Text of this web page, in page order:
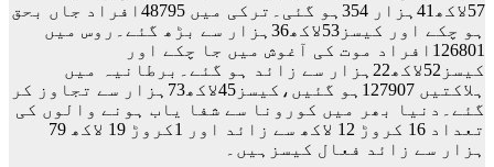
57لاکھ41ہزار 354ہو گئی۔ترکی میں 48795افراد جاں بحق
ہو چکے اور کیسز53لاکھ36ہزار سے بڑھ گئے۔روس میں
126801افراد موت کی آغوش میں جا چکے اور
کیسز52لاکھ22ہزار سے زائد ہو گئے۔برطانیہ میں
ہلاکتیں 127907ہو گئیں،کیسز45لاکھ73ہزار سے تجاوز کر
گئے۔دنیا بھر میں کورونا سے شفا یاب ہونے والوں کی
تعداد 16 کروڑ 12 لاکھ سے زائد اور 1کروڑ 19 لاکھ 79
ہزار سے زائد فعال کیسزہیں۔